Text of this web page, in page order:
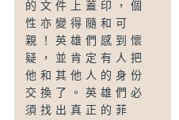
的文件上蓋印，個
性亦變得隨和可
親！英雄們感到懷
疑，並肯定有人把
他和其他人的身份
交換了。英雄們必
須找出真正的菲